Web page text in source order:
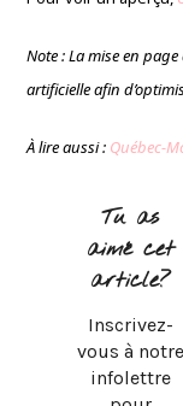
Note : La mise en page
artificielle afin
À lire aussi : Québec-
Tu as
aimé cet
article?
Inscrivez-
vous à notre
infolettre